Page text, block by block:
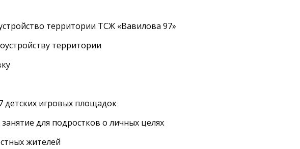
территории ТСЖ «Вавилова 97»
территории
детских игровых площадок
для подростков о личных целях
жителей